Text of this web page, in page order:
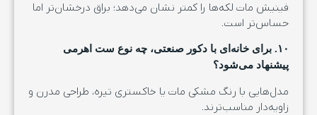
فینیش مات لکه‌ها را کمتر نشان می‌دهد؛ براق درخشان‌تر اما
حساس‌تر است.
۱۰. برای خانه‌ای با دکور صنعتی، چه نوع ست اهرمی
پیشنهاد می‌شود؟
مدل‌هایی با رنگ مشکی مات یا خاکستری تیره، طراحی مدرن و
زاویه‌دار مناسب‌ترند.